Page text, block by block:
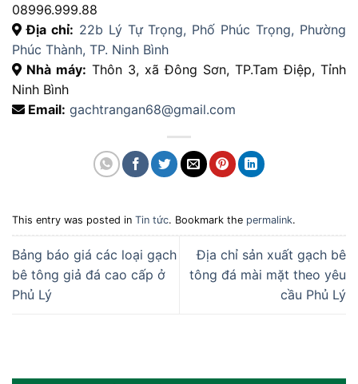
08996.999.88
Địa chỉ: 22b Lý Tự Trọng, Phố Phúc Trọng, Phường
Phúc Thành, TP. Ninh Bình
Nhà máy: Thôn 3, xã Đông Sơn, TP.Tam Điệp, Tỉnh
Ninh Bình
Email: gachtrangan68@gmail.com
This entry was posted in Tin tức. Bookmark the permalink.
Bảng báo giá các loại gạch
bê tông giả đá cao cấp ở
Phủ Lý
Địa chỉ sản xuất gạch bê
tông đá mài mặt theo yêu
cầu Phủ Lý